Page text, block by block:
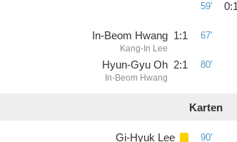
59' 0:1
In-Beom Hwang
Kang-In Lee
1:1 67'
Hyun-Gyu Oh
In-Beom Hwang
2:1 80'
Karten
Gi-Hyuk Lee
90'